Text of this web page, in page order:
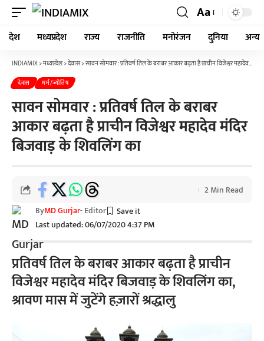
Aa
देश मध्यप्रदेश राज्य राजनीति मनोरंजन दुनिया अन्य
INDIAMIX>मध्यप्रदेश>देवास>सावन सोमवार : प्रतिवर्ष तिल के बराबर आकार बढ़ता है प्राचीन विजेश्वर महादेव मंदिर बिजवाड़ के शिवलिंग का
देवास धर्म/ज्योतिष
सावन सोमवार : प्रतिवर्ष तिल के बराबर
आकार बढ़ता है प्राचीन विजेश्वर महादेव मंदिर
बिजवाड़ के शिवलिंग का
Last updated: 06/07/2020 4:37 PM
ByMD Gurjar- Editor
2 Min Read
प्रतिवर्ष तिल के बराबर आकार बढ़ता है प्राचीन
विजेश्वर महादेव मंदिर बिजवाड़ के शिवलिंग का,
श्रावण मास में जुटेंगे हज़ारों श्रद्धालु